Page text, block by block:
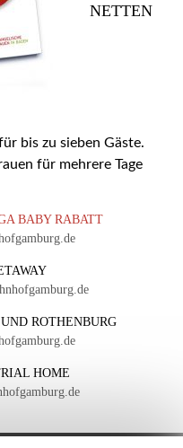
NETTEN
bis zu sieben Gäste.
für mehrere Tage
BABY RABATT
ROTHENBURG
HOME